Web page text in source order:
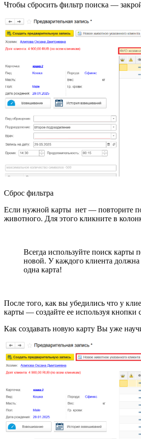
Чтобы сбросить фильтр поиска —
Сброс фильтра
Если нужной карты нет — повторите
животного. Для этого кликните в
Всегда используйте поиск карты
новой. У каждого клиента должна
одна карта!
После того, как вы убедились что у
карты — создайте ее используя кнопки
Как создавать новую карту Вы уже